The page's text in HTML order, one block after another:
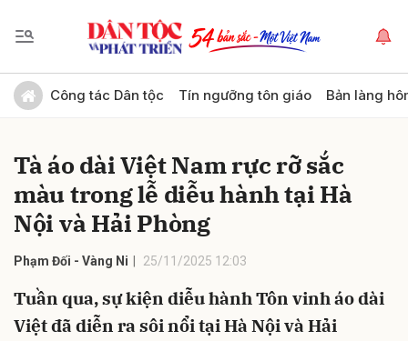
Công tác Dân tộc Tín ngưỡng tôn giáo Bản làng
Tà áo dài Việt Nam rực rỡ sắc
màu trong lễ diễu hành tại Hà
Nội và Hải Phòng
Phạm Đối - Vàng Ni 25/11/2025 12:03
Tuần qua, sự kiện diễu hành Tôn vinh áo dài
Việt đã diễn ra sôi nổi tại Hà Nội và Hải
Gửi bình luận